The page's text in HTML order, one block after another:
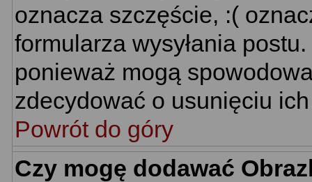
oznacza szczęście, :(
formularza wysyłania
ponieważ mogą
zdecydować o usunięciu
Powrót do góry
Czy mogę dodawać